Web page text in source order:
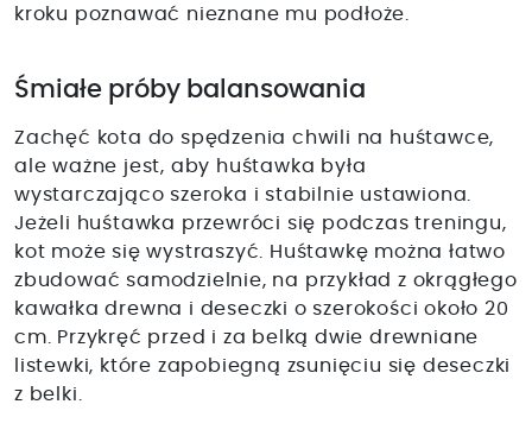
kroku poznawać nieznane mu podłoże.
Śmiałe próby balansowania
Zachęć kota do spędzenia chwili na huśtawce,
ale ważne jest, aby huśtawka była
wystarczająco szeroka i stabilnie ustawiona.
Jeżeli huśtawka przewróci się podczas treningu,
kot może się wystraszyć. Huśtawkę można łatwo
zbudować samodzielnie, na przykład z okrągłego
kawałka drewna i deseczki o szerokości około 20
cm. Przykręć przed i za belką dwie drewniane
listewki, które zapobiegną zsunięciu się deseczki
z belki.